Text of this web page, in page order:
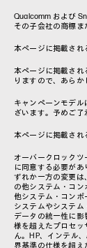
Qualcomm および
その子会社の商標ま
本ページに掲載され
本ページに掲載され
りますので、あらか
キャンペーンモデ
ざいます。予めご了
本ページに掲載され
オーバークロックツ
に同意する必要が
ずれか一方の変更は
の他システム・コン
他システム・コンポ
システムやシステム
データの統一性に
様を超えたプロセッ
ん。HP、インテル
界基準の仕様を超